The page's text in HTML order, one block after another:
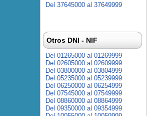
Del 37645000 al 37649999
Otros DNI - NIF
Del 01265000 al 01269999
Del 02605000 al 02609999
Del 03800000 al 03804999
Del 05235000 al 05239999
Del 06250000 al 06254999
Del 07545000 al 07549999
Del 08860000 al 08864999
Del 09350000 al 09354999